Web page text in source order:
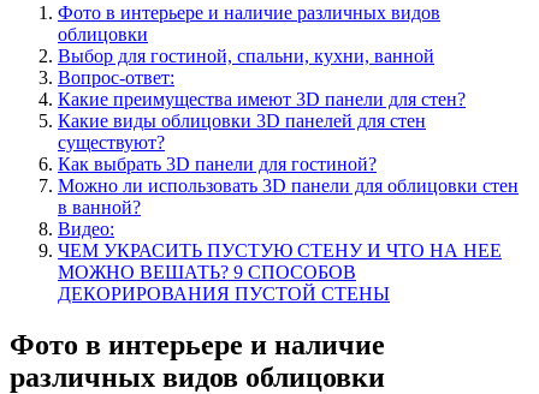
Фото в интерьере и наличие различных видов
облицовки
Выбор для гостиной, спальни, кухни, ванной
Вопрос-ответ:
Какие преимущества имеют 3D панели для стен?
Какие виды облицовки 3D панелей для стен
существуют?
Как выбрать 3D панели для гостиной?
Можно ли использовать 3D панели для облицовки стен
в ванной?
Видео:
ЧЕМ УКРАСИТЬ ПУСТУЮ СТЕНУ И ЧТО НА НЕЕ
МОЖНО ВЕШАТЬ? 9 СПОСОБОВ
ДЕКОРИРОВАНИЯ ПУСТОЙ СТЕНЫ
Фото в интерьере и наличие
различных видов облицовки